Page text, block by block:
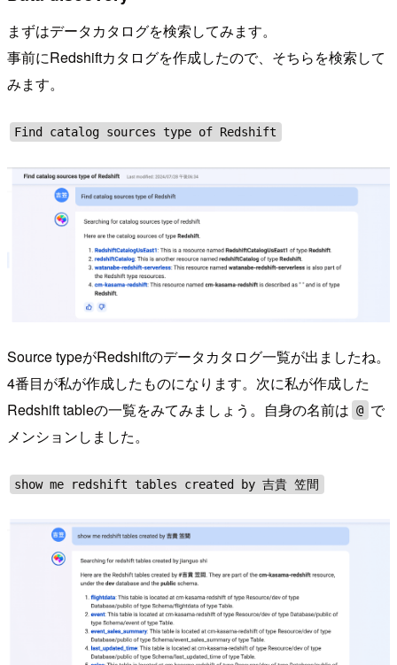
まずはデータカタログを検索してみます。
事前にRedshiftカタログを作成したので、そちらを検索して
みます。
Find catalog sources type of Redshift
Source typeがRedshiftのデータカタログ一覧が出ましたね。
4番目が私が作成したものになります。次に私が作成した
Redshift tableの一覧をみてみましょう。自身の名前は @ で
メンションしました。
show me redshift tables created by 吉貴 笠間